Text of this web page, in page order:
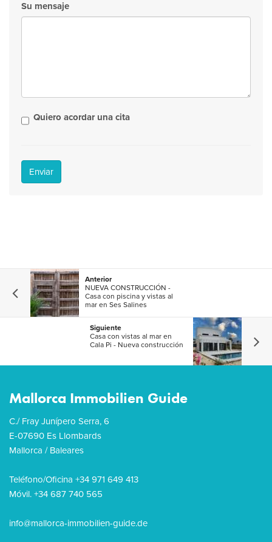
Su mensaje
Quiero acordar una cita
Enviar
Anterior
NUEVA CONSTRUCCIÓN -
Casa con piscina y vistas al
mar en Ses Salines
Siguiente
Casa con vistas al mar en
Cala Pi - Nueva construcción
Mallorca Immobilien Guide
C./ Fray Junípero Serra, 6
E-07690 Es Llombards
Mallorca / Baleares
Teléfono/Oficina +34 971 649 413
Móvil. +34 687 740 565
info@mallorca-immobilien-guide.de